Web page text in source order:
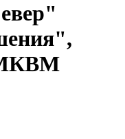
МКВМ